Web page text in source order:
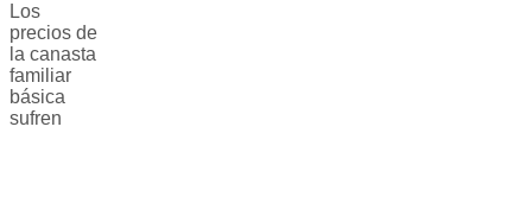
Los
precios de
la canasta
familiar
básica
sufren